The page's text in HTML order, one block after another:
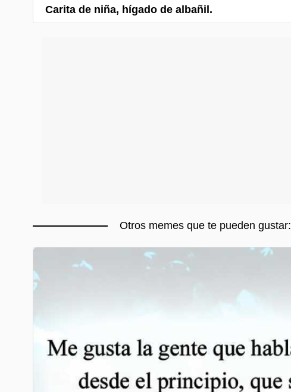
Carita de niña, hígado de albañil.
Otros memes que te pueden gustar: